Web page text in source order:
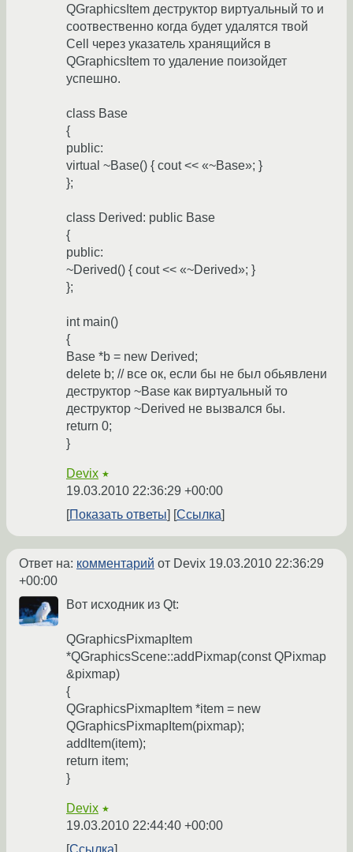
QGraphicsItem деструктор виртуальный то и
соотвественно когда будет удалятся твой
Cell через указатель хранящийся в
QGraphicsItem то удаление поизойдет
успешно.
class Base
{
public:
virtual ~Base() { cout << «~Base»; }
};
class Derived: public Base
{
public:
~Derived() { cout << «~Derived»; }
};
int main()
{
Base *b = new Derived;
delete b; // все ок, если бы не был обьявлени
деструктор ~Base как виртуальный то
деструктор ~Derived не вызвался бы.
return 0;
}
Devix ★
19.03.2010 22:36:29 +00:00
Показать ответы
Ссылка
Ответ на: комментарий от Devix 19.03.2010 22:36:29
+00:00
Вот исходник из Qt:
QGraphicsPixmapItem
*QGraphicsScene::addPixmap(const QPixmap
&pixmap)
{
QGraphicsPixmapItem *item = new
QGraphicsPixmapItem(pixmap);
addItem(item);
return item;
}
Devix ★
19.03.2010 22:44:40 +00:00